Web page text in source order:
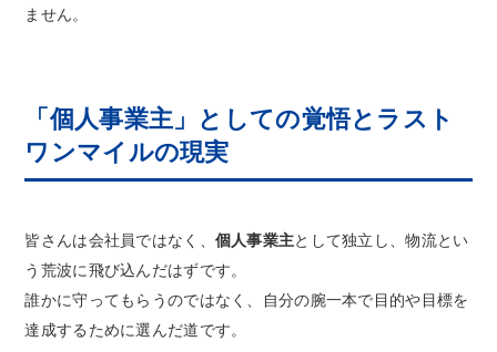
ません。
「個人事業主」としての覚悟とラスト
ワンマイルの現実
皆さんは会社員ではなく、 個人事業主として独立し、物流とい
う荒波に飛び込んだはずです。
誰かに守ってもらうのではなく、自分の腕一本で目的や目標を
達成するために選んだ道です。